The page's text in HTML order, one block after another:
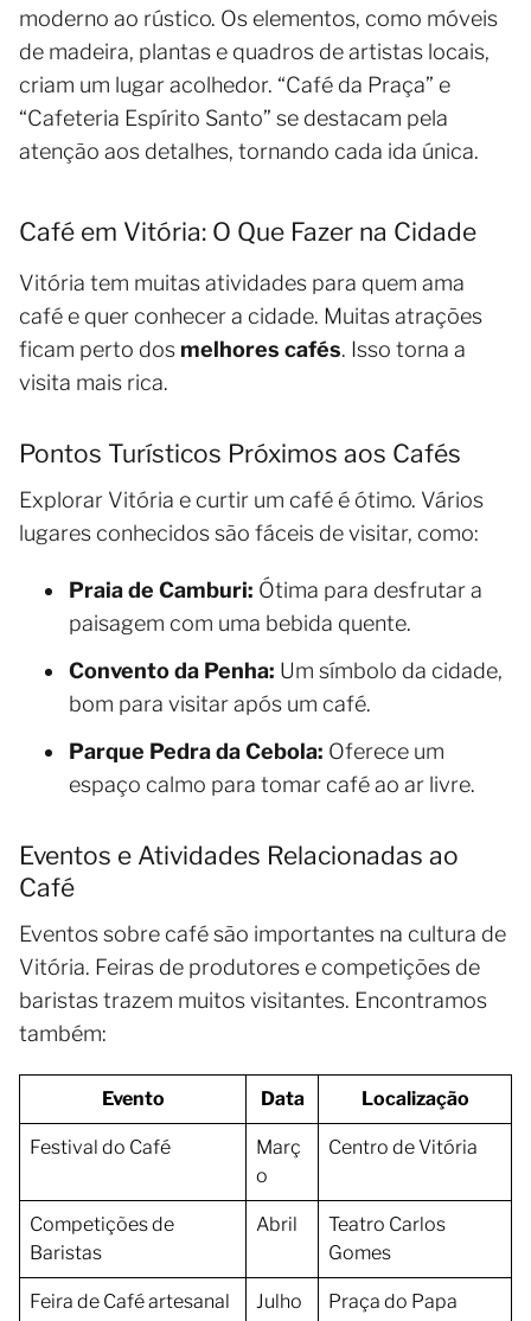
moderno ao rústico. Os elementos, como móveis
de madeira, plantas e quadros de artistas locais,
criam um lugar acolhedor. “Café da Praça” e
“Cafeteria Espírito Santo” se destacam pela
atenção aos detalhes, tornando cada ida única.
Café em Vitória: O Que Fazer na Cidade
Vitória tem muitas atividades para quem ama
café e quer conhecer a cidade. Muitas atrações
ficam perto dos melhores cafés. Isso torna a
visita mais rica.
Pontos Turísticos Próximos aos Cafés
Explorar Vitória e curtir um café é ótimo. Vários
lugares conhecidos são fáceis de visitar, como:
Praia de Camburi: Ótima para desfrutar a
paisagem com uma bebida quente.
Convento da Penha: Um símbolo da cidade,
bom para visitar após um café.
Parque Pedra da Cebola: Oferece um
espaço calmo para tomar café ao ar livre.
Eventos e Atividades Relacionadas ao
Café
Eventos sobre café são importantes na cultura de
Vitória. Feiras de produtores e competições de
baristas trazem muitos visitantes. Encontramos
também:
Evento Data Localização
Festival do Café
Març
o
Centro de Vitória
Competições de
Baristas
Abril
Teatro Carlos
Gomes
Feira de Café artesanal Julho Praça do Papa